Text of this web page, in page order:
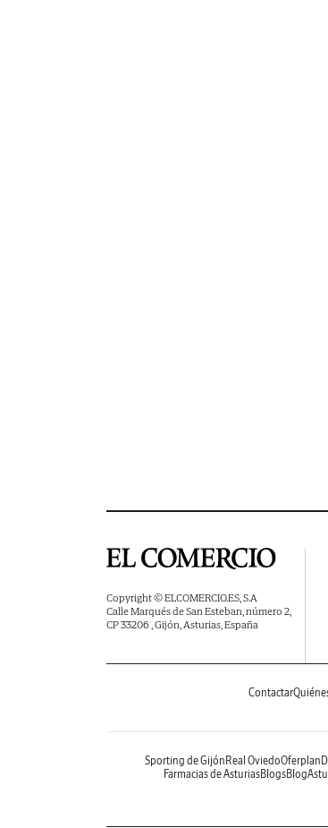
Copyright © ELCOMERCIO.ES, S.A
Calle Marqués de San Esteban, número 2,
CP 33206 , Gijón, Asturias, España
Contactar
Sporting de Gijón Real OviedoOferplan
Farmacias de AsturiasBlogs